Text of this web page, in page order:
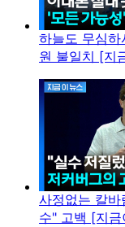
하늘도 무심
원 불일치 [지
사정없는 칼바
수" 고백 [지금